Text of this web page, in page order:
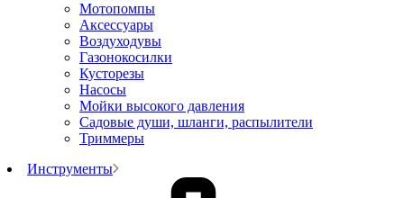
Мотопомпы
Аксессуары
Воздуходувы
Газонокосилки
Кусторезы
Насосы
Мойки высокого давления
Садовые души, шланги, распылители
Триммеры
Инструменты